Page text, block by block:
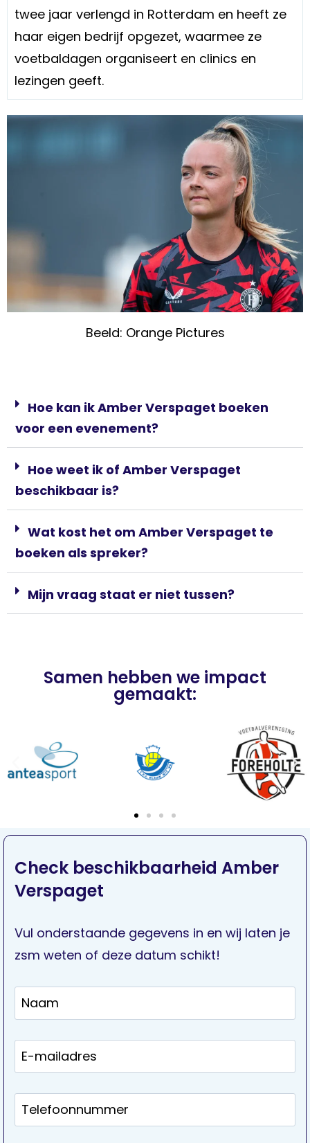
twee jaar verlengd in Rotterdam en heeft ze
haar eigen bedrijf opgezet, waarmee ze
voetbaldagen organiseert en clinics en
lezingen geeft.
Beeld: Orange Pictures
Hoe kan ik Amber Verspaget boeken
voor een evenement?
Hoe weet ik of Amber Verspaget
beschikbaar is?
Wat kost het om Amber Verspaget te
boeken als spreker?
Mijn vraag staat er niet tussen?
Samen hebben we impact
gemaakt:
Check beschikbaarheid Amber
Verspaget
Vul onderstaande gegevens in en wij laten je
zsm weten of deze datum schikt!